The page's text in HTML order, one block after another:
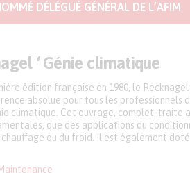
DÉLÉGUÉ GÉNÉRAL DE L’AFIM
‘ Génie climatique
édition française en 1980, le Recknagel
absolue pour tous les professionnels
climatique. Cet ouvrage, complet, traite
que des applications du
ou du froid. Il est également doté